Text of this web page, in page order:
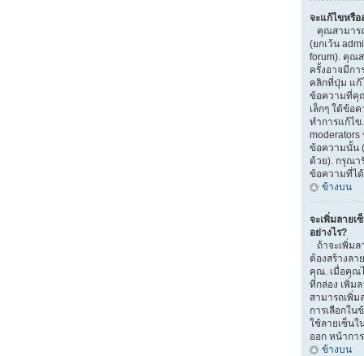
จะแก้ไขหรื
คุณสามาร
(ยกเว้น
forum). คุณ
ครั้งอาจมีก
คลิกที่ปุ่ม แ
ข้อความที่คุ
เล็กๆ ใต้ข้อ
ทำการแก้ไข
moderators
ข้อความนั้น
ด้วย). กรุณา
ข้อความที่ไ
ข้างบน
จะเพิ่มลาย
อย่างไร?
ถ้าจะเพิ่ม
ต้องสร้างลา
คุณ. เมื่อคุณ
ที่กล่อง เพิ่ม
สามารถเพิ่
การเลือกใ
ใช้ลายเซ็นใ
ออก หน้ากา
ข้างบน